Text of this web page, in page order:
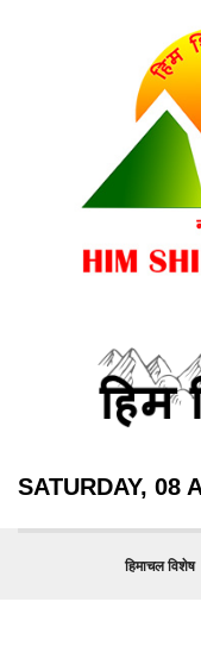
SATURDAY, 08
हिमाचल विशेष